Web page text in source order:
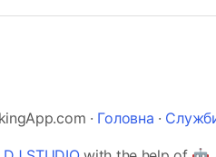
· Головна ·